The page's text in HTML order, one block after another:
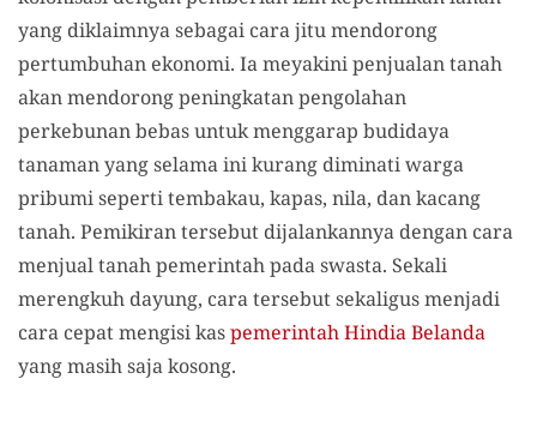
yang diklaimnya sebagai cara jitu mendorong
pertumbuhan ekonomi. Ia meyakini penjualan tanah
akan mendorong peningkatan pengolahan
perkebunan bebas untuk menggarap budidaya
tanaman yang selama ini kurang diminati warga
pribumi seperti tembakau, kapas, nila, dan kacang
tanah. Pemikiran tersebut dijalankannya dengan cara
menjual tanah pemerintah pada swasta. Sekali
merengkuh dayung, cara tersebut sekaligus menjadi
cara cepat mengisi kaspemerintah Hindia Belanda
yang masih saja kosong.